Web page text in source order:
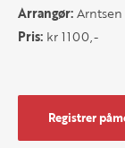
Arrangør:
Pris: kr 1100,-
Registrer